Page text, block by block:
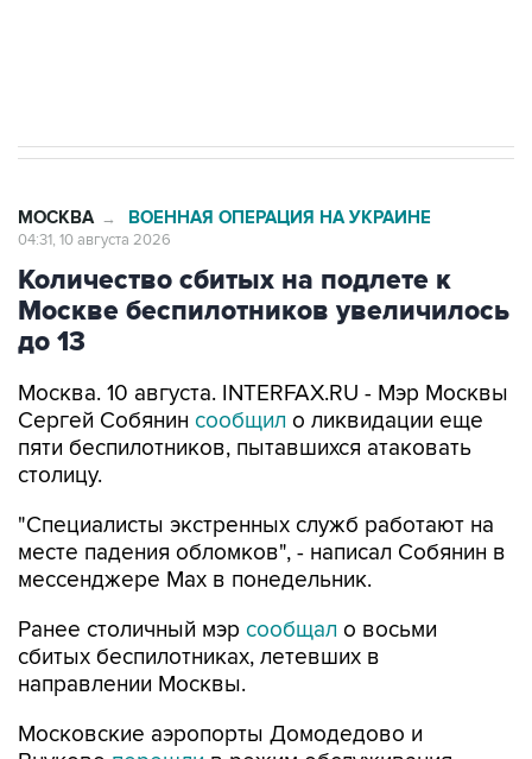
МОСКВА → ВОЕННАЯ ОПЕРАЦИЯ НА УКРАИНЕ
04:31, 10 августа 2026
Количество сбитых на подлете к
Москве беспилотников увеличилось
до 13
Москва. 10 августа. INTERFAX.RU - Мэр Москвы
Сергей Собянин сообщил о ликвидации еще
пяти беспилотников, пытавшихся атаковать
столицу.
"Специалисты экстренных служб работают на
месте падения обломков", - написал Собянин в
мессенджере Max в понедельник.
Ранее столичный мэр сообщал о восьми
сбитых беспилотниках, летевших в
направлении Москвы.
Московские аэропорты Домодедово и